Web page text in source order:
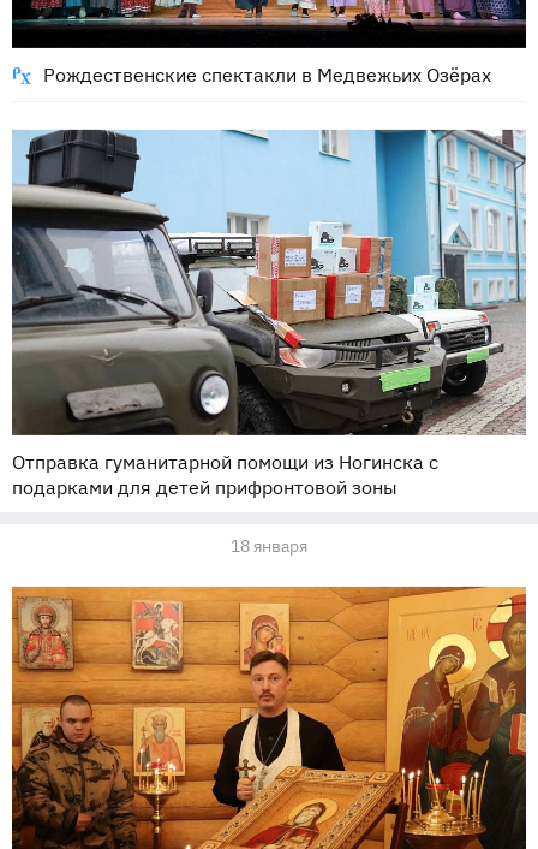
Рождественские спектакли в Медвежьих Озёрах
Отправка гуманитарной помощи из Ногинска с
подарками для детей прифронтовой зоны
18 января